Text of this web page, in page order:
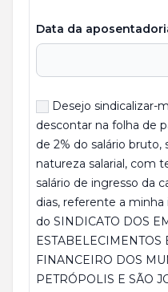
Data da
Desejo sindicalizar-
descontar na folha de
de 2% do salário bruto,
natureza salarial, com
salário de ingresso da
dias, referente a minha
do SINDICATO DOS
FINANCEIRO DOS
PETRÓPOLIS E SÃO